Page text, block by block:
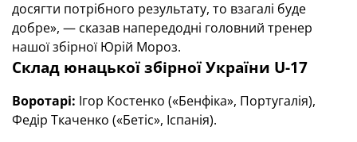
досягти потрібного результату, то взагалі буде
добре», — сказав напередодні головний тренер
нашої збірної Юрій Мороз.
Склад юнацької збірної України U-17
Воротарі: Ігор Костенко («Бенфіка», Португалія),
Федір Ткаченко («Бетіс», Іспанія).